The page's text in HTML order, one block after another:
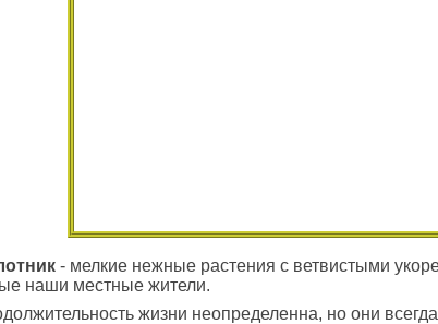
- мелкие нежные растения с ветвистыми
наши местные жители.
жизни неопределенна, но они